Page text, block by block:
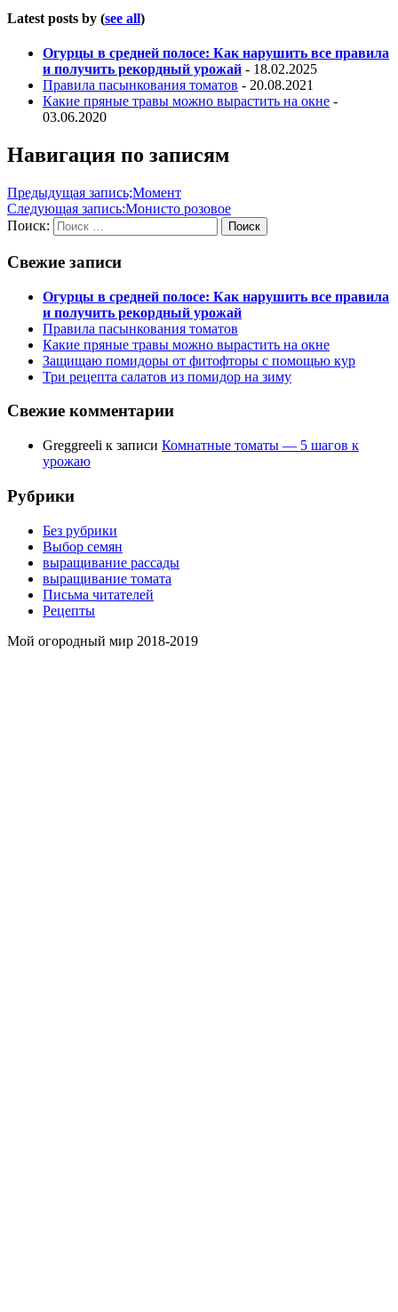
Latest posts by (see all)
Огурцы в средней полосе: Как нарушить все правила
и получить рекордный урожай - 18.02.2025
Правила пасынкования томатов - 20.08.2021
Какие пряные травы можно вырастить на окне -
03.06.2020
Навигация по записям
Предыдущая запись;Момент
Следующая запись:Монисто розовое
Поиск:
Поиск
Свежие записи
Огурцы в средней полосе: Как нарушить все правила
и получить рекордный урожай
Правила пасынкования томатов
Какие пряные травы можно вырастить на окне
Защищаю помидоры от фитофторы с помощью кур
Три рецепта салатов из помидор на зиму
Свежие комментарии
Greggreeli к записи Комнатные томаты — 5 шагов к
урожаю
Рубрики
Без рубрики
Выбор семян
выращивание рассады
выращивание томата
Письма читателей
Рецепты
Мой огородный мир 2018-2019